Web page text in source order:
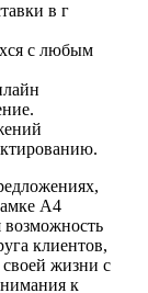
в г
с любым
А4
возможность
клиентов,
жизни с
к